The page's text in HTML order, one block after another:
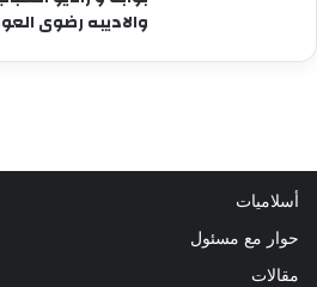
والاديبه رضوى
أسلاميات
حوار مع مسئول
مقالات